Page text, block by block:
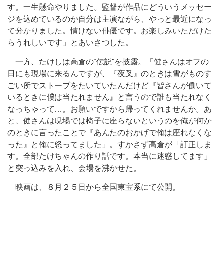
す。一生懸命やりました。監督が作品にどういうメッセー
ジを込めているのか自分は主演ながら、やっと最近になっ
て分かりました。情けない俳優です。お楽しみいただけた
らうれしいです」とあいさつした。
一方、たけしは高倉の“伝説”を披露。「健さんはオフの
日にも現場に来るんですが、『夜叉』のときは雪がものす
ごい所でストーブをたいていたんだけど『皆さんが働いて
いるときに僕は当たれません』と言うので誰も当たれなく
なっちゃって…。お願いですから帰ってくれませんか。あ
と、健さんは現場では椅子に座らないというのを俺が何か
のときに言ったことで『あんたのおかげで俺は座れなくな
った』と俺に怒ってました」。すかさず高倉が「訂正しま
す。全部たけちゃんの作り話です。本当に迷惑してます」
と突っ込みを入れ、会場を沸かせた。
映画は、８月２５日から全国東宝系にて公開。